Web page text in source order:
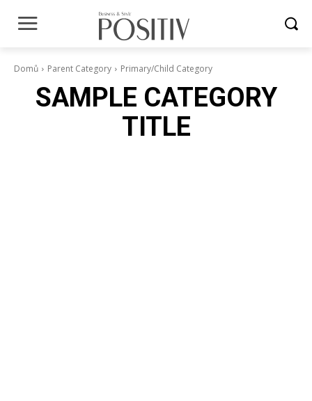
Domů Parent Category Primary/Child Category
SAMPLE CATEGORY
TITLE